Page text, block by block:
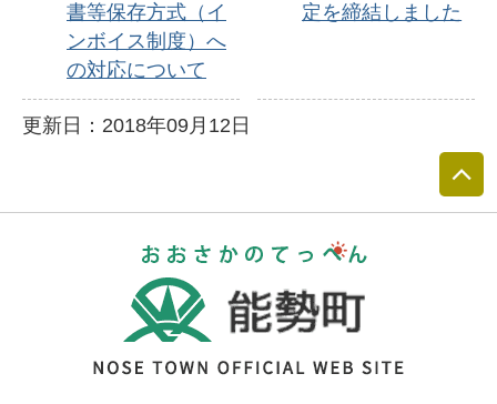
書等保存方式（イ
ンボイス制度）へ
の対応について
定を締結しました
更新日：2018年09月12日